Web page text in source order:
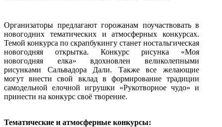
Организаторы предлагают горожанам поучаствовать в
новогодних тематических и атмосферных конкурсах.
Темой конкурса по скрапбукингу станет ностальгическая
новогодняя открытка. Конкурс рисунка «Моя
новогодняя елка» вдохновлен великолепными
рисунками Сальвадора Дали. Также все желающие
могут внести свой вклад в формирование традиции
самодельной елочной игрушки «Рукотворное чудо» и
принести на конкурс своё творение.
Тематические и атмосферные конкурсы: